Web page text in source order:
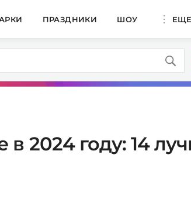
ПРАЗДНИКИ ШОУ ЕЩЕ
в 2024 году: 14